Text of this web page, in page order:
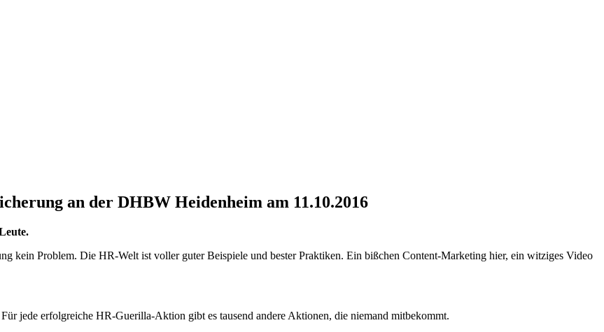
an der DHBW Heidenheim am 11.10.2016
kein Problem. Die HR-Welt ist voller guter Beispiele und bester Praktiken. Ein bißchen Content-Marketing hier, ein witziges Video
jede erfolgreiche HR-Guerilla-Aktion gibt es tausend andere Aktionen, die niemand mitbekommt.